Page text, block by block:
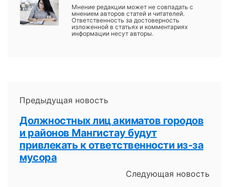
Мнение редакции может не совпадать с
мнением авторов статей и читателей.
Ответственность за достоверность
изложенной в статьях и комментариях
информации несут авторы.
Предыдущая новость
Должностных лиц акиматов городов
и районов Мангистау будут
привлекать к ответственности из-за
мусора
Следующая новость